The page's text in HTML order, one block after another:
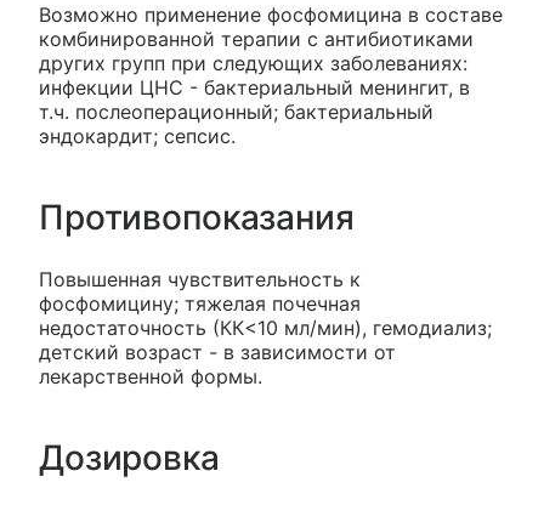
Возможно применение фосфомицина в составе
комбинированной терапии с антибиотиками
других групп при следующих заболеваниях:
инфекции ЦНС - бактериальный менингит, в
т.ч. послеоперационный; бактериальный
эндокардит; сепсис.
Противопоказания
Повышенная чувствительность к
фосфомицину; тяжелая почечная
недостаточность (КК<10 мл/мин), гемодиализ;
детский возраст - в зависимости от
лекарственной формы.
Дозировка